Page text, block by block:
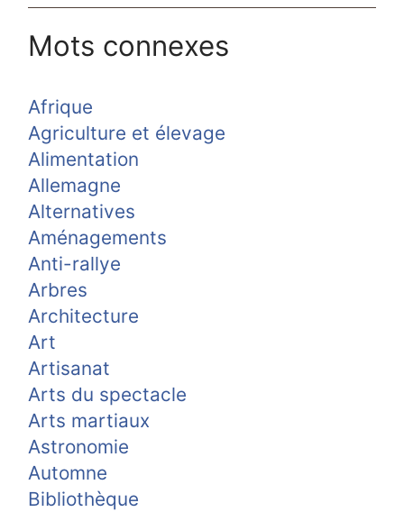
Mots connexes
Afrique
Agriculture et élevage
Alimentation
Allemagne
Alternatives
Aménagements
Anti-rallye
Arbres
Architecture
Art
Artisanat
Arts du spectacle
Arts martiaux
Astronomie
Automne
Bibliothèque